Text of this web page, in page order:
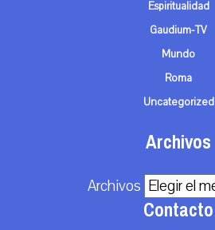
Espiritualidad
Gaudium-TV
Mundo
Roma
Uncategorized
Archivos
Archivos
Contacto